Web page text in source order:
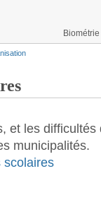
et les difficultés
municipalités.